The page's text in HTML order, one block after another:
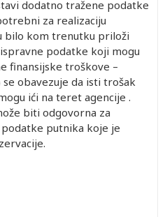
dodatno tražene podatke
za realizaciju
bilo kom trenutku priloži
podatke koji mogu
finansijske troškove –
obavezuje da isti trošak
ići na teret agencije .
biti odgovorna za
putnika koje je